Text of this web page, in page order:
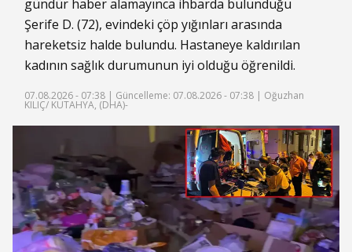
gündür haber alamayınca ihbarda bulunduğu
Şerife D. (72), evindeki çöp yığınları arasında
hareketsiz halde bulundu. Hastaneye kaldırılan
kadının sağlık durumunun iyi olduğu öğrenildi.
07.08.2026 - 07:38 | Güncelleme: 07.08.2026 - 07:38 | Oğuzhan
KILIÇ/ KÜTAHYA, (DHA)-